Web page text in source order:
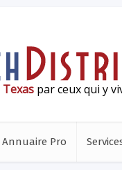
Texaspar ceux qui y
Annuaire Pro